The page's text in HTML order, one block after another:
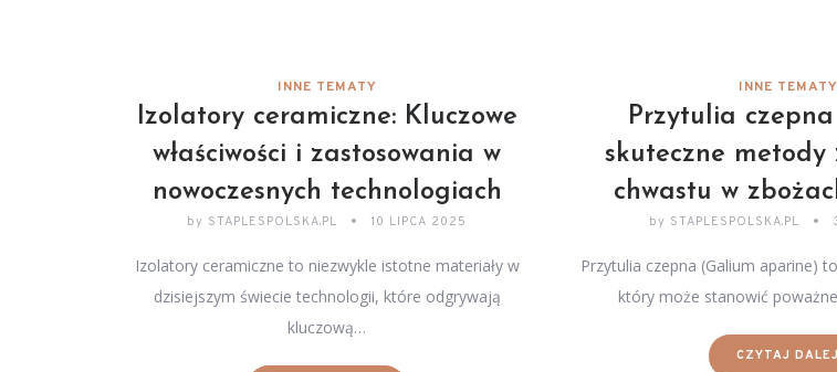
INNE TEMATY
Izolatory ceramiczne: Kluczowe
właściwości i zastosowania w
nowoczesnych technologiach
by STAPLESPOLSKA.PL 10 LIPCA 2025
Izolatory ceramiczne to niezwykle istotne materiały w
dzisiejszym świecie technologii, które odgrywają
kluczową…
INNE TEMATY
Przytulia
skuteczne metody
chwastu w
by STAPLESPOLSKA.PL
Przytulia czepna (Galium aparine)
który może stanowić
CZYTAJ DALEJ